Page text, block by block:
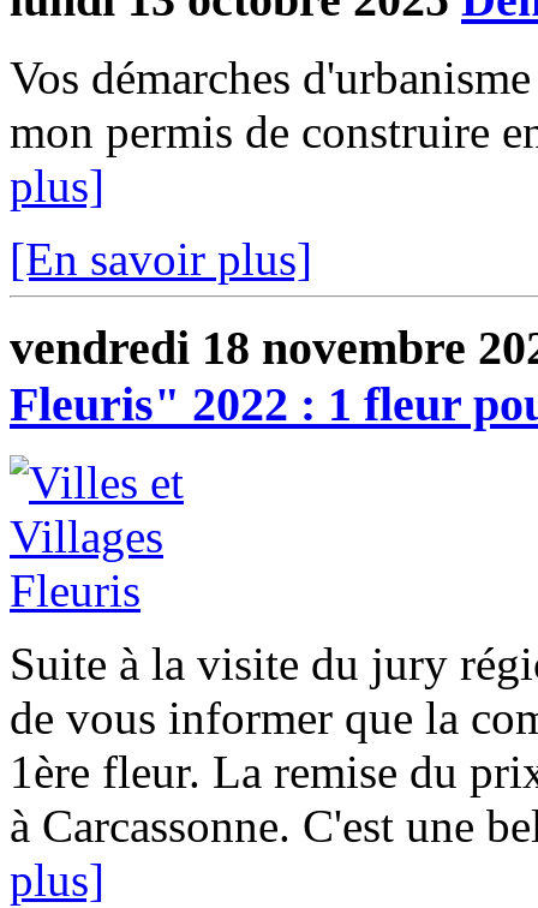
Vos démarches
mon permis de construire
plus]
[En savoir plus]
vendredi 18 novembre
Fleuris" 2022 : 1 fleur
Suite à la visite du jury
de vous informer que la
1ère fleur. La remise du
à Carcassonne. C'est une
plus]